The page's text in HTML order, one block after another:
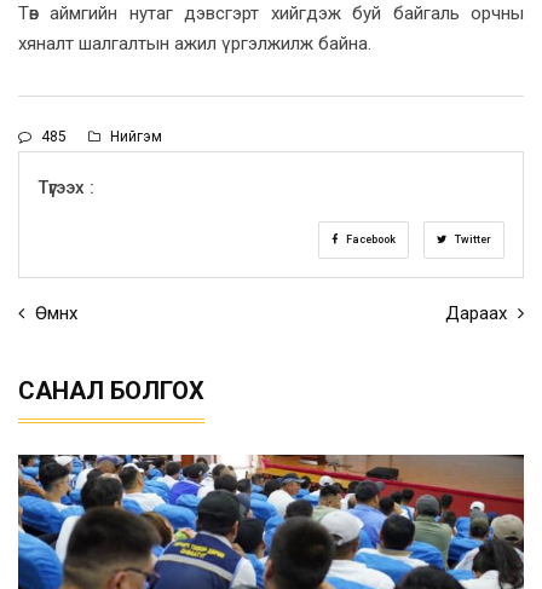
Төв аймгийн нутаг дэвсгэрт хийгдэж буй байгаль орчны
хяналт шалгалтын ажил үргэлжилж байна.
485 Нийгэм
Түгээх :
Facebook Twitter
Өмнөх Дараах
САНАЛ БОЛГОХ